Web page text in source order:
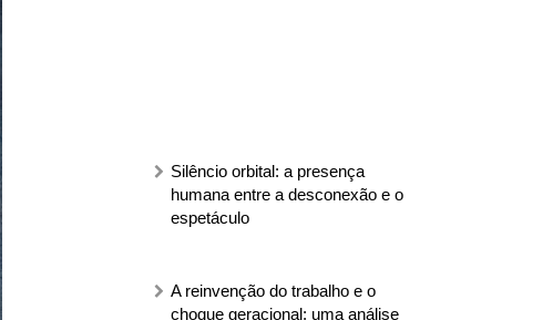
Silêncio orbital: a presença
humana entre a desconexão e o
espetáculo
A reinvenção do trabalho e o
choque geracional: uma análise